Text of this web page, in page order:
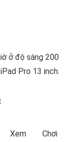
ở độ sáng 200
Pro 13 inch.
Xem
Chơi